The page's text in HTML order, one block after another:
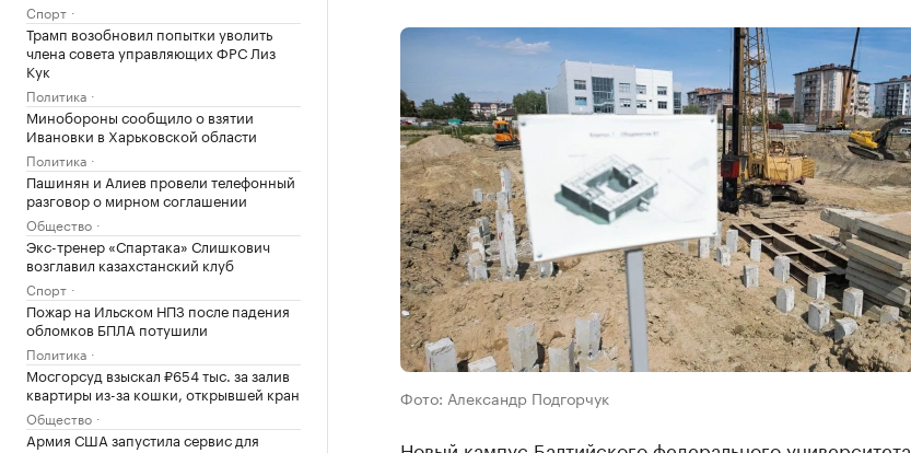
Спорт
Трамп возобновил попытки уволить
члена совета управляющих ФРС Лиз
Кук
Политика
Минобороны сообщило о взятии
Ивановки в Харьковской области
Политика
Пашинян и Алиев провели телефонный
разговор о мирном соглашении
Общество
Экс-тренер «Спартака» Слишкович
возглавил казахстанский клуб
Спорт
Пожар на Ильском НПЗ после падения
обломков БПЛА потушили
Политика
Мосгорсуд взыскал ₽654 тыс. за залив
квартиры из-за кошки, открывшей кран
Общество
Армия США запустила сервис для
Фото: Александр Подгорчук